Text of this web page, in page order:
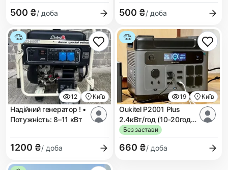
500 ₴/ доба 500 ₴/ доба
12 Київ
Надійний генератор ! •
Потужність: 8–11 кВт
1200 ₴/ доба
19 Київ
Oukitel P2001 Plus
2.4кВт/год (10-20год).
В наявності сьогодні
Без застави
660 ₴/ доба